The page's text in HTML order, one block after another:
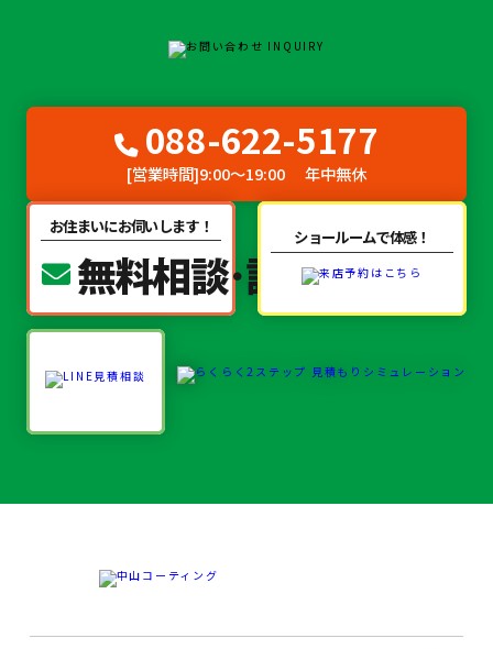
088-622-5177
[営業時間]9:00～19:00 年中無休
お住まいにお伺いします！
ショールームで体感！